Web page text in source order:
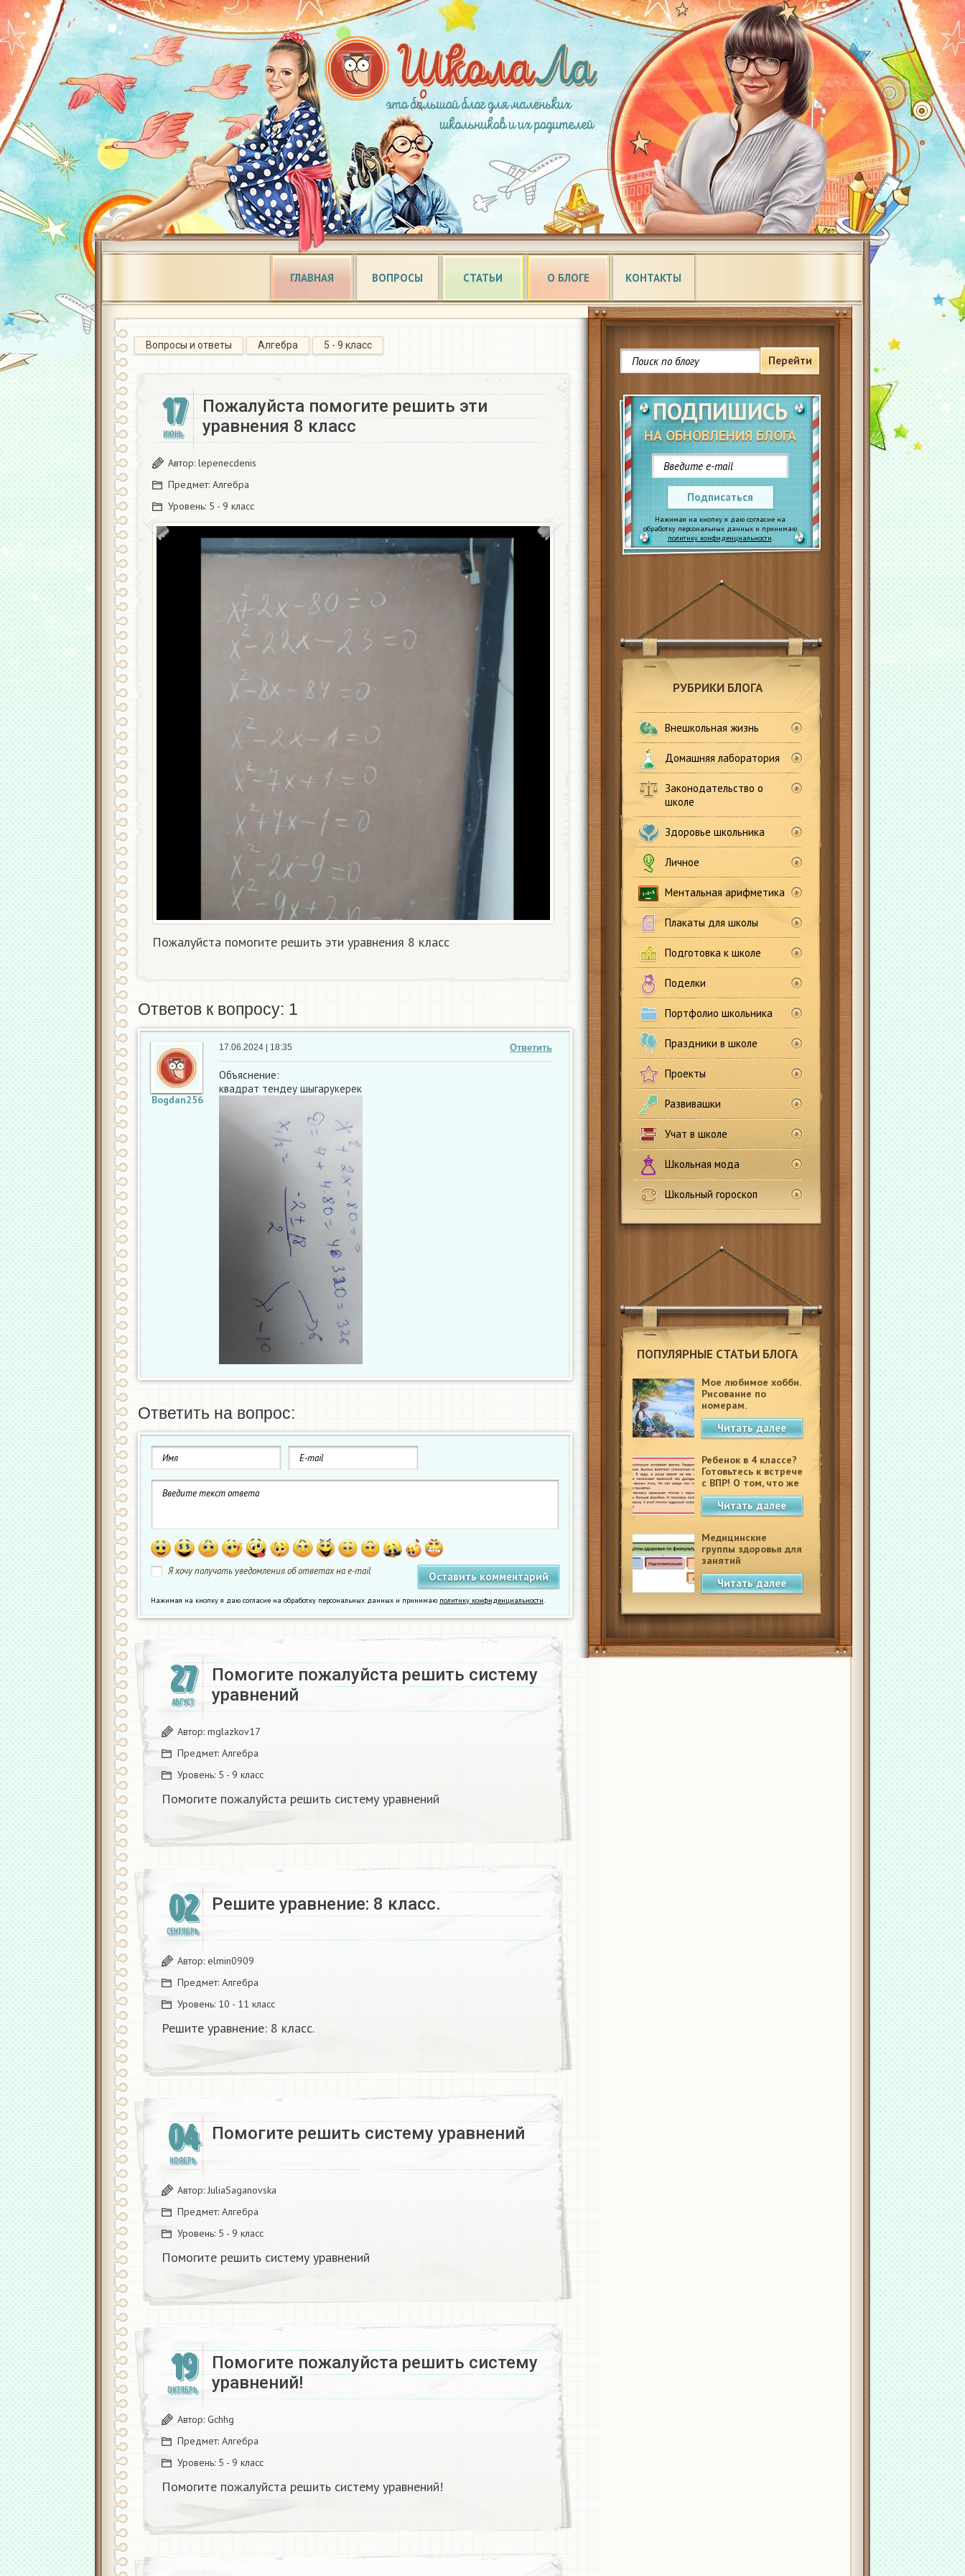
ГЛАВНАЯ ВОПРОСЫ СТАТЬИ О БЛОГЕ КОНТАКТЫ
Перейти
ПОДПИШИСЬ
НА ОБНОВЛЕНИЯ БЛОГА
Подписаться
Нажимая на кнопку я даю согласие на
обработку персональных данных и принимаю
политику конфиденциальности.
РУБРИКИ БЛОГА
Внешкольная жизнь
Домашняя лаборатория
Законодательство о
школе
Здоровье школьника
Личное
Ментальная арифметика
Плакаты для школы
Подготовка к школе
Поделки
Портфолио школьника
Праздники в школе
Проекты
Развивашки
Учат в школе
Школьная мода
Школьный гороскоп
ПОПУЛЯРНЫЕ СТАТЬИ БЛОГА
Мое любимое хобби.
Рисование по
номерам.
Читать далее
Ребенок в 4 классе?
Готовьтесь к встрече
с ВПР! О том, что же
это такое.
Читать далее
Медицинские
группы здоровья для
занятий
физкультурой в
школеЧитать далее
Вопросы и ответы Алгебра 5 - 9 класс
17
ИЮНЬ
Пожалуйста помогите решить эти
уравнения 8 класс
Автор: lepenecdenis
Предмет: Алгебра
Уровень: 5 - 9 класс
Пожалуйста помогите решить эти уравнения 8 класс
Ответов к вопросу: 1
Bogdan256
Ответить
17.06.2024 | 18:35
Объяснение:
квадрат тендеу шыгарукерек
Ответить на вопрос:
Я хочу получать уведомления об ответах на e-mail
Нажимая на кнопку я даю согласие на обработку персональных данных и принимаю политику конфиденциальности.
27
АВГУСТ
Помогите пожалуйста решить систему
уравнений
Автор: mglazkov17
Предмет: Алгебра
Уровень: 5 - 9 класс
Помогите пожалуйста решить систему уравнений
02
СЕНТЯБРЬ
Решите уравнение: 8 класс.
Автор: elmin0909
Предмет: Алгебра
Уровень: 10 - 11 класс
Решите уравнение: 8 класс.
04
НОЯБРЬ
Помогите решить систему уравнений
Автор: JuliaSaganovska
Предмет: Алгебра
Уровень: 5 - 9 класс
Помогите решить систему уравнений
19
ОКТЯБРЬ
Помогите пожалуйста решить систему
уравнений!
Автор: Gchhg
Предмет: Алгебра
Уровень: 5 - 9 класс
Помогите пожалуйста решить систему уравнений!